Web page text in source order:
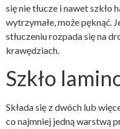
się nie tłucze i nawet szkło
wytrzymałe, może pęknąć.
stłuczeniu rozpada się na
krawędziach.
Szkło
Składa się z dwóch lub
co najmniej jedną warstwą